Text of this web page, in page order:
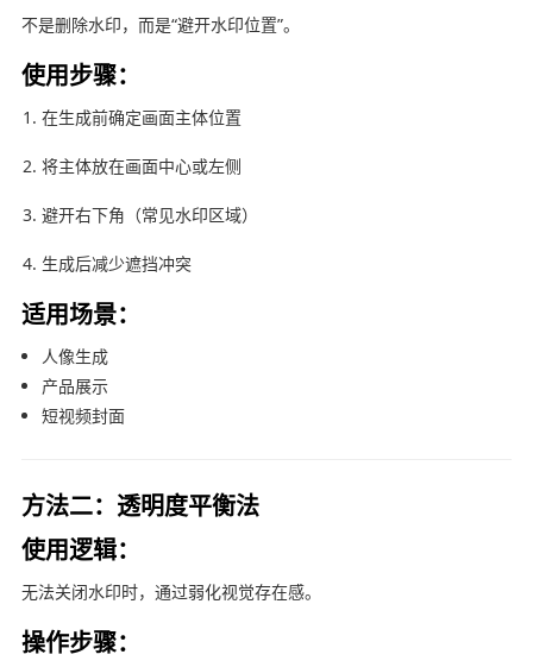
不是删除水印，而是“避开水印位置”。
使用步骤：
在生成前确定画面主体位置
将主体放在画面中心或左侧
避开右下角（常见水印区域）
生成后减少遮挡冲突
适用场景：
人像生成
产品展示
短视频封面
方法二：透明度平衡法
使用逻辑：
无法关闭水印时，通过弱化视觉存在感。
操作步骤：